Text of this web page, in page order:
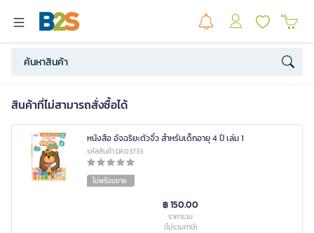
สินค้าที่ไม่สามารถสั่งซื้อได้
หนังสือ อัจฉริยะตัวจิ๋ว สำหรับเด็กอายุ 4 ปี เล่ม 1
รหัสสินค้า DA03733
ไม่พร้อมขาย
฿ 150.00
ราคารวม
(ไม่รวมภาษี)